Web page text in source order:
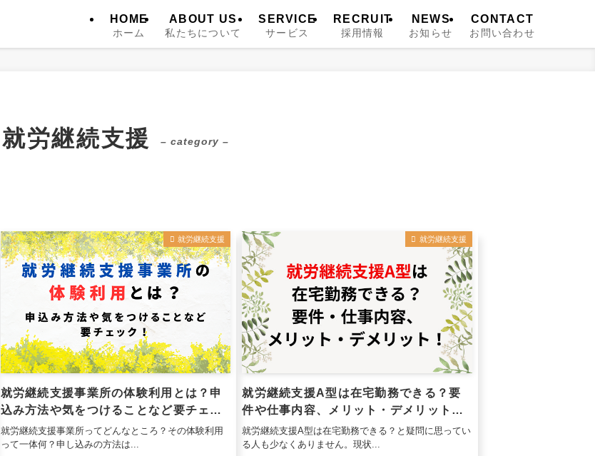
HOME
ホーム
ABOUT US
私たちについて
SERVICE
サービス
RECRUIT
採用情報
NEWS
お知らせ
CONTACT
お問い合わせ
就労継続支援 – category –
就労継続支援
就労継続支援事業所の体験利用とは？申
込み方法や気をつけることなど要チェッ
ク！
就労継続支援事業所ってどんなところ？その体験利用
って一体何？申し込みの方法は...
就労継続支援
就労継続支援A型は在宅勤務できる？要
件や仕事内容、メリット・デメリットを
紹介
就労継続支援A型は在宅勤務できる？と疑問に思ってい
る人も少なくありません。現状...